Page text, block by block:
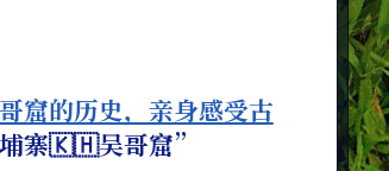
窟的历史，亲身感受古
寨🇰🇭吴哥窟”